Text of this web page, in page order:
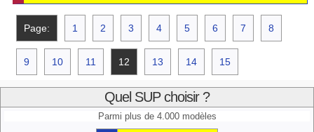
Page: 1 2 3 4 5 6 7 8
9 10 11 12 13 14 15
Quel SUP choisir ?
Parmi plus de 4.000 modèles